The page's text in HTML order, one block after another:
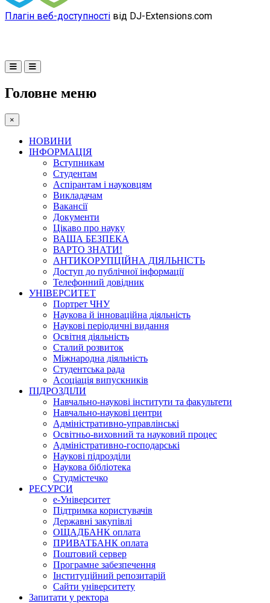
Плагін веб-доступності від DJ-Extensions.com
Головне меню
×
НОВИНИ
ІНФОРМАЦІЯ
Вступникам
Студентам
Аспірантам і науковцям
Викладачам
Вакансії
Документи
Цікаво про науку
ВАША БЕЗПЕКА
ВАРТО ЗНАТИ!
АНТИКОРУПЦІЙНА ДІЯЛЬНІСТЬ
Доступ до публічної інформації
Телефонний довідник
УНІВЕРСИТЕТ
Портрет ЧНУ
Наукова й інноваційна діяльність
Наукові періодичні видання
Освітня діяльність
Сталий розвиток
Міжнародна діяльність
Студентська рада
Асоціація випускників
ПІДРОЗДІЛИ
Навчально-наукові інститути та факультети
Навчально-наукові центри
Адміністративно-управлінські
Освітньо-виховний та науковий процес
Адміністративно-господарські
Наукові підрозділи
Наукова бібліотека
Студмістечко
РЕСУРСИ
е-Університет
Підтримка користувачів
Державні закупівлі
ОЩАДБАНК оплата
ПРИВАТБАНК оплата
Поштовий сервер
Програмне забезпечення
Інституційний репозитарій
Сайти університету
Запитати у ректора